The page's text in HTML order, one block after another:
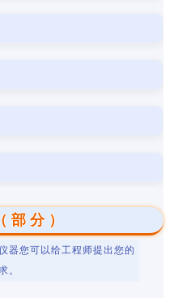
部分）
器您可以给工程师提出您的
。